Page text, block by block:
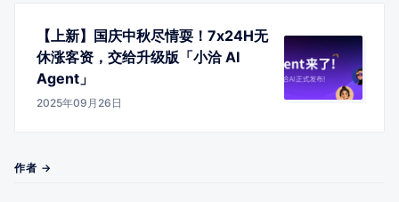
【上新】国庆中秋尽情耍！7x24H无
休涨客资，交给升级版「小洽 AI
Agent」
2025年09月26日
作者 →